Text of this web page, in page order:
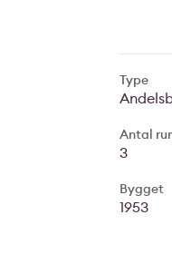
Type
Antal
3
Bygget
1953